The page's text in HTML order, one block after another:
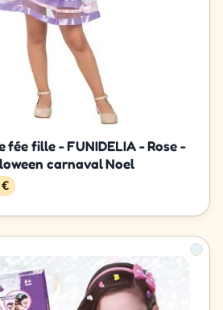
fée fille - FUNIDELIA - Rose -
carnaval Noel